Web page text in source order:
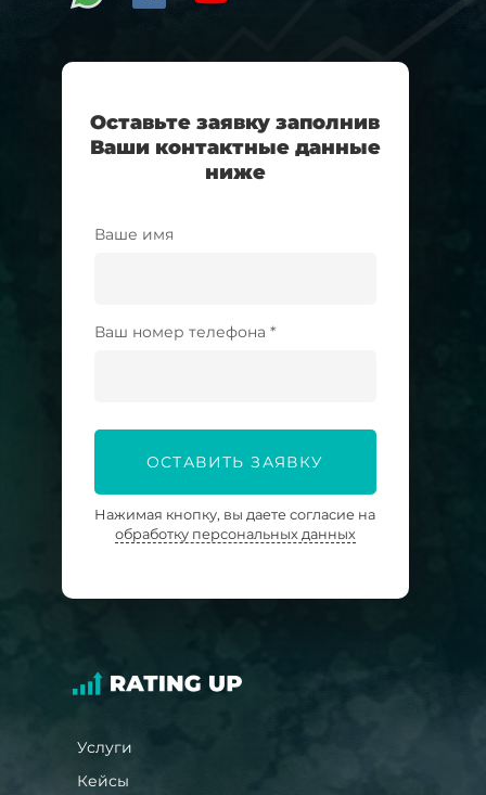
Услуги
Кейсы
Оставьте заявку заполнив
Ваши контактные данные
ниже
Ваше имя
Ваш номер телефона *
ОСТАВИТЬ ЗАЯВКУ
Нажимая кнопку, вы даете согласие на
обработку персональных данных